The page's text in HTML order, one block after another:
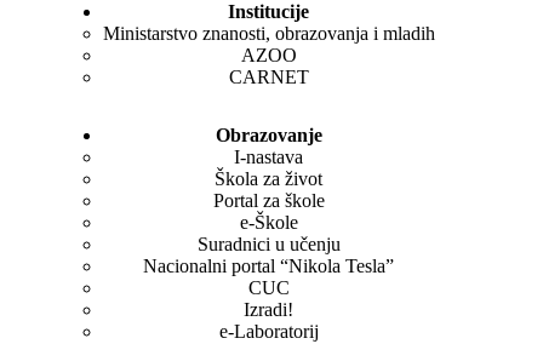
Institucije
Ministarstvo znanosti, obrazovanja i mladih
AZOO
CARNET
Obrazovanje
I-nastava
Škola za život
Portal za škole
e-Škole
Suradnici u učenju
Nacionalni portal “Nikola Tesla”
CUC
Izradi!
e-Laboratorij